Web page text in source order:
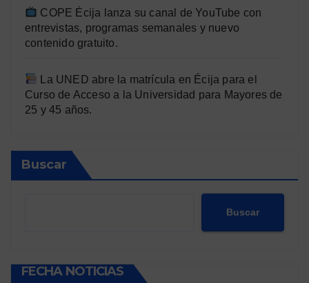
COPE Écija lanza su canal de YouTube con
entrevistas, programas semanales y nuevo
contenido gratuito.
La UNED abre la matrícula en Écija para el
Curso de Acceso a la Universidad para Mayores de
25 y 45 años.
Buscar
Buscar
FECHA NOTICIAS